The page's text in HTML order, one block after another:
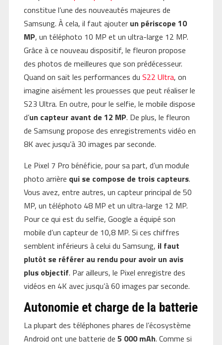
constitue l’une des nouveautés majeures de
Samsung. À cela, il faut ajouter un périscope 10
MP, un téléphoto 10 MP et un ultra-large 12 MP.
Grâce à ce nouveau dispositif, le fleuron propose
des photos de meilleures que son prédécesseur.
Quand on sait les performances du S22 Ultra, on
imagine aisément les prouesses que peut réaliser le
S23 Ultra. En outre, pour le selfie, le mobile dispose
d’un capteur avant de 12 MP. De plus, le fleuron
de Samsung propose des enregistrements vidéo en
8K avec jusqu’à 30 images par seconde.
Le Pixel 7 Pro bénéficie, pour sa part, d’un module
photo arrière qui se compose de trois capteurs.
Vous avez, entre autres, un capteur principal de 50
MP, un téléphoto 48 MP et un ultra-large 12 MP.
Pour ce qui est du selfie, Google a équipé son
mobile d’un capteur de 10,8 MP. Si ces chiffres
semblent inférieurs à celui du Samsung, il faut
plutôt se référer au rendu pour avoir un avis
plus objectif. Par ailleurs, le Pixel enregistre des
vidéos en 4K avec jusqu’à 60 images par seconde.
Autonomie et charge de la batterie
La plupart des téléphones phares de l’écosystème
Android ont une batterie de 5 000 mAh. Comme si